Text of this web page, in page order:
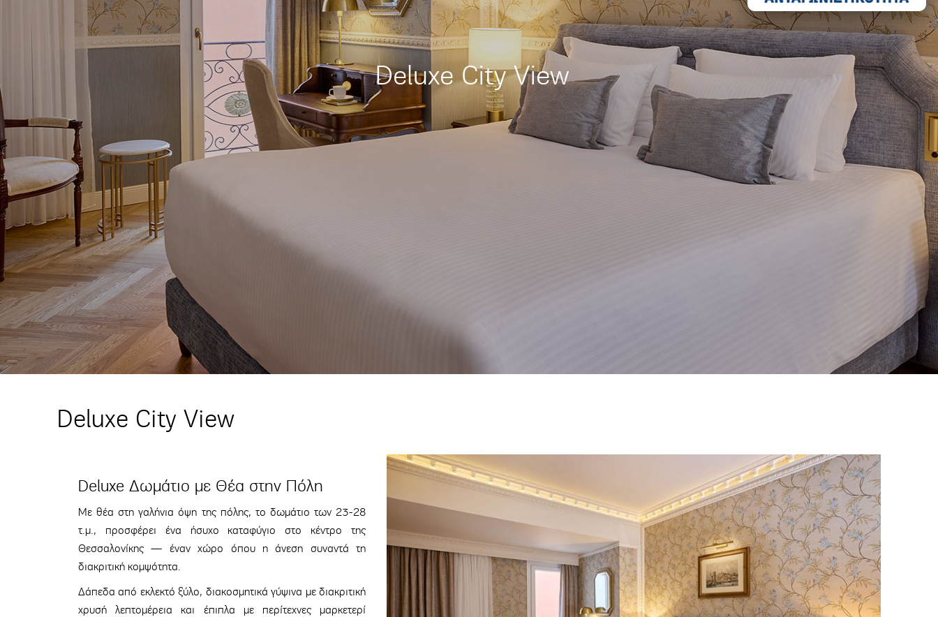
Deluxe City View
Deluxe City View
Deluxe Δωμάτιο με Θέα στην Πόλη
Με θέα στη γαλήνια όψη της πόλης, το δωμάτιο των 23-28
τ.μ., προσφέρει ένα ήσυχο καταφύγιο στο κέντρο της
Θεσσαλονίκης — έναν χώρο όπου η άνεση συναντά τη
διακριτική κομψότητα.
Δάπεδα από εκλεκτό ξύλο, διακοσμητικά γύψινα με διακριτική
χρυσή λεπτομέρεια και έπιπλα με περίτεχνες μαρκετερί